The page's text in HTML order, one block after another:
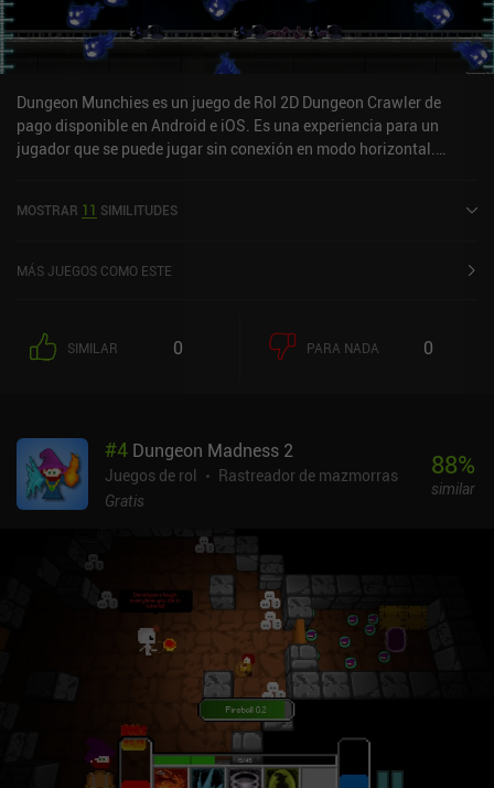
Dungeon Munchies es un juego de Rol 2D Dungeon Crawler de
pago disponible en Android e iOS. Es una experiencia para un
jugador que se puede jugar sin conexión en modo horizontal.
MOSTRAR 11 SIMILITUDES
MÁS JUEGOS COMO ESTE
SIMILAR 0 PARA NADA 0
#4 Dungeon Madness 2
Juegos de rol
Rastreador de mazmorras
Gratis
88%
similar